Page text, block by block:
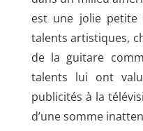
est une jolie
talents artistiques,
de la guitare
talents lui ont
publicités à la
d’une somme